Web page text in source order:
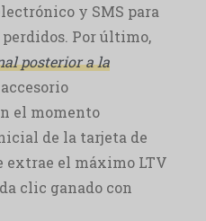
y SMS para
Por último,
posterior a la
el momento
de la tarjeta de
extrae el máximo LTV
clic ganado con